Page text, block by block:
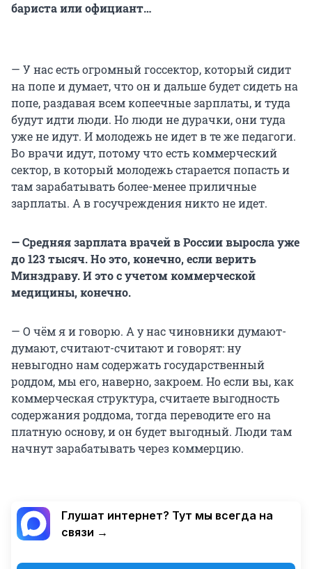
бариста или официант…
— У нас есть огромный госсектор, который сидит
на попе и думает, что он и дальше будет сидеть на
попе, раздавая всем копеечные зарплаты, и туда
будут идти люди. Но люди не дурачки, они туда
уже не идут. И молодежь не идет в те же педагоги.
Во врачи идут, потому что есть коммерческий
сектор, в который молодежь старается попасть и
там зарабатывать более-менее приличные
зарплаты. А в госучреждения никто не идет.
— Средняя зарплата врачей в России выросла уже
до 123 тысяч. Но это, конечно, если верить
Минздраву. И это с учетом коммерческой
медицины, конечно.
— О чём я и говорю. А у нас чиновники думают-
думают, считают-считают и говорят: ну
невыгодно нам содержать государственный
роддом, мы его, наверно, закроем. Но если вы, как
коммерческая структура, считаете выгодность
содержания роддома, тогда переводите его на
платную основу, и он будет выгодный. Люди там
начнут зарабатывать через коммерцию.
Глушат интернет? Тут мы всегда на
связи →